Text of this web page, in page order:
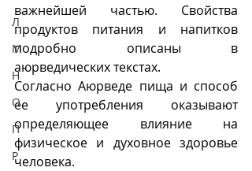
Л
М
Н
О
П
Р
важнейшей частью. Свойства
продуктов питания и напитков
подробно описаны в
аюрведических текстах.
Согласно Аюрведе пища и способ
ее употребления оказывают
определяющее влияние на
физическое и духовное здоровье
человека.